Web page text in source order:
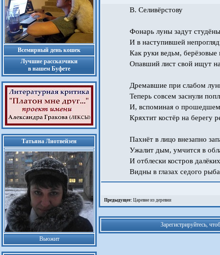
Всемирный день кошек
Лучшие рассказчики
в нашем Буфете
Татьяна Лиотвейзен
Вьюжит
В. Селивёрстову
Фонарь луны задут
И в наступившей
Как руки ведьм, берёзовые
Опавший лист свой ищут
Дремавшие при слабом
Теперь совсем заснули
И, вспоминая о прошедшем
Кряхтит костёр на берегу
Пахнёт в лицо внезапно
Ужалит дым, умчится в
И отблески костров
Видны в глазах седого
Предыдущее: Царевне из деревни
Зарегистрируйтесь,